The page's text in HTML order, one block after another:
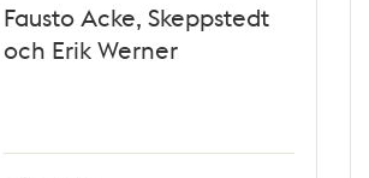
Fausto Acke, Skeppstedt
och Erik Werner